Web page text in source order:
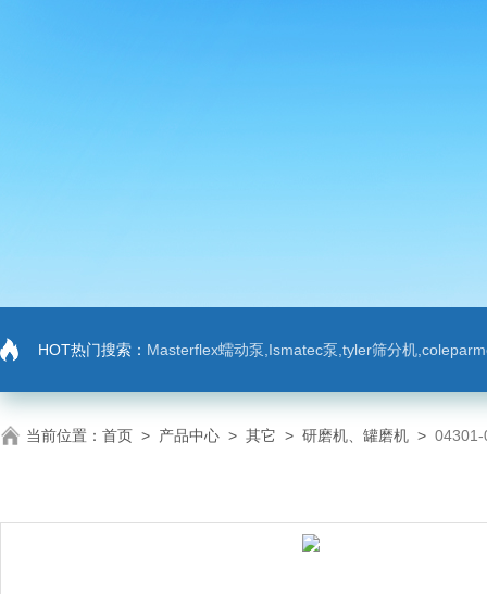
HOT热门搜索： Masterflex蠕动泵,Ismatec泵,tyler筛分机,coleparmer,注射
当前位置： 首页 > 产品中心 > 其它 > 研磨机、罐磨机 > 04301-